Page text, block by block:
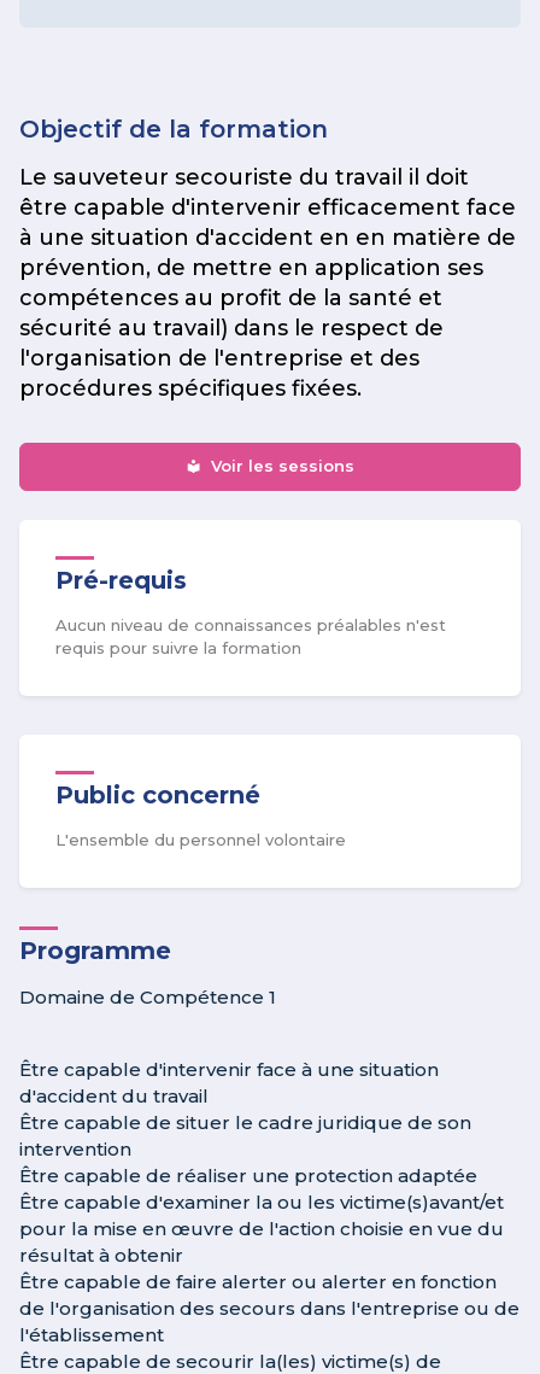
Objectif de la formation
Le sauveteur secouriste du travail il doit
être capable d'intervenir efficacement face
à une situation d'accident en en matière de
prévention, de mettre en application ses
compétences au profit de la santé et
sécurité au travail) dans le respect de
l'organisation de l'entreprise et des
procédures spécifiques fixées.
Voir les sessions
Pré-requis
Aucun niveau de connaissances préalables n'est
requis pour suivre la formation
Public concerné
L'ensemble du personnel volontaire
Programme
Domaine de Compétence 1
Être capable d'intervenir face à une situation
d'accident du travail
Être capable de situer le cadre juridique de son
intervention
Être capable de réaliser une protection adaptée
Être capable d'examiner la ou les victime(s)avant/et
pour la mise en œuvre de l'action choisie en vue du
résultat à obtenir
Être capable de faire alerter ou alerter en fonction
de l'organisation des secours dans l'entreprise ou de
l'établissement
Être capable de secourir la(les) victime(s) de